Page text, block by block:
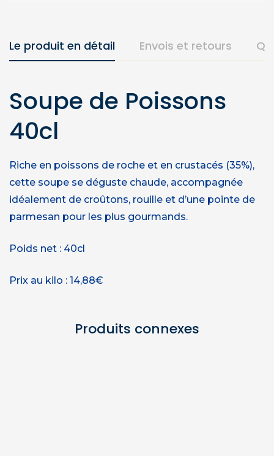
Le produit en détail Envois et retours
Soupe de Poissons
40cl
Riche en poissons de roche et en crustacés (35%),
cette soupe se déguste chaude, accompagnée
idéalement de croûtons, rouille et d’une pointe de
parmesan pour les plus gourmands.
Poids net : 40cl
Prix au kilo : 14,88€
Produits connexes